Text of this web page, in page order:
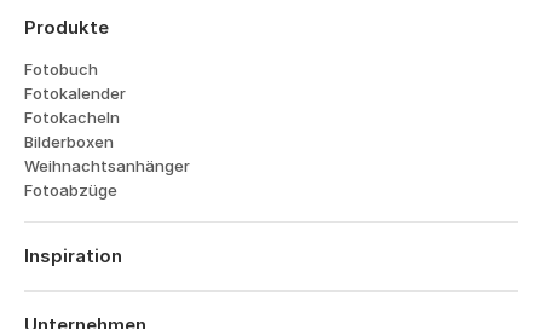
Produkte
Fotobuch
Fotokalender
Fotokacheln
Bilderboxen
Weihnachtsanhänger
Fotoabzüge
Inspiration
Reisen
Hochzeiten